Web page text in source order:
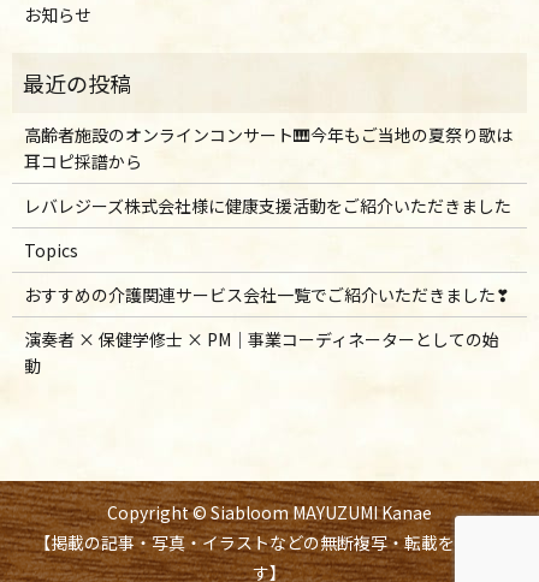
お知らせ
高齢者施設のオンラインコンサート🎹今年もご当地の夏祭り歌は
耳コピ採譜から
レバレジーズ株式会社様に健康支援活動をご紹介いただきました
Topics
おすすめの介護関連サービス会社一覧でご紹介いただきました❣
演奏者 × 保健学修士 × PM｜事業コーディネーターとしての始
動
Copyright © Siabloom MAYUZUMI Kanae
【掲載の記事・写真・イラストなどの無断複写・転載を禁じま
す】